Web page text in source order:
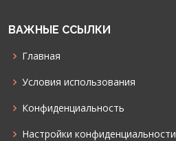
ВАЖНЫЕ ССЫЛКИ
Главная
Условия использования
Конфиденциальность
Настройки конфиденциальности